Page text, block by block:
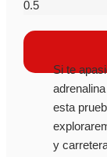
Si te
esta
y